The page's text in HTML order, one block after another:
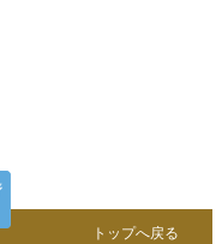
トップへ戻る